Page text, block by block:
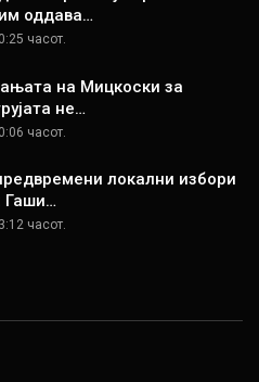
оддава…
часот.
на Мицкоски за
не…
часот.
локални избори
Гаши…
часот.